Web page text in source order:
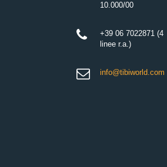
10.000/00
+39 06 7022871 (4
linee r.a.)
info@tibiworld.com